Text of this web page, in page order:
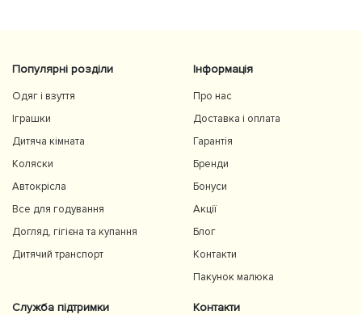
Популярні розділи
Одяг і взуття
Іграшки
Дитяча кімната
Коляски
Автокрісла
Все для годування
Догляд, гігієна та купання
Дитячий транспорт
Інформація
Про нас
Доставка і оплата
Гарантія
Бренди
Бонуси
Акції
Блог
Контакти
Пакунок малюка
Служба підтримки Контакти